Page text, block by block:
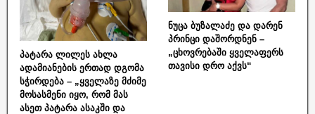
პატარა ლილეს ახლა
ადამიანების ერთად დგომა
სჭირდება – „ყველაზე მძიმე
მოსასმენი იყო, რომ მას
ასეთ პატარა ასაკში და
ნუცა ბუზალაძე და დარენ
პრინცი დაშორდნენ –
„ცხოვრებაში ყველაფერს
თავისი დრო აქვს“